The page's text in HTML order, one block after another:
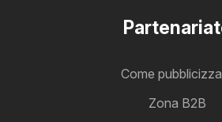
Come
Zona B2B